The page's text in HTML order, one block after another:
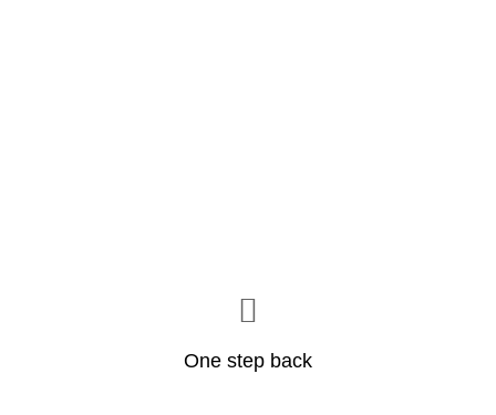
One step back